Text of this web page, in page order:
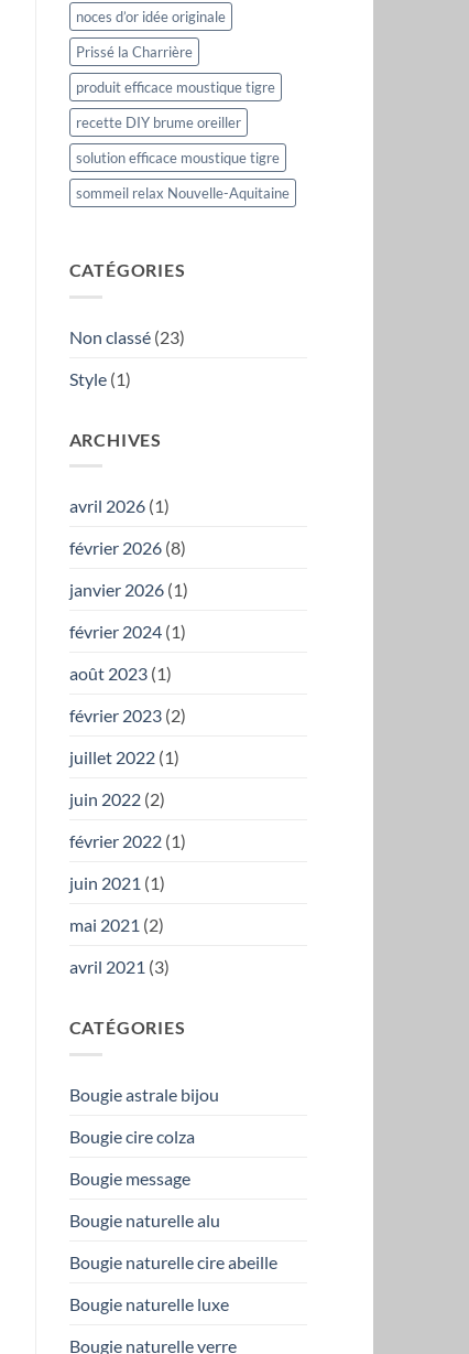
noces d’or idée originale
Prissé la Charrière
produit efficace moustique tigre
recette DIY brume oreiller
solution efficace moustique tigre
sommeil relax Nouvelle-Aquitaine
CATÉGORIES
Non classé(23)
Style(1)
ARCHIVES
avril 2026(1)
février 2026(8)
janvier 2026(1)
février 2024(1)
août 2023(1)
février 2023(2)
juillet 2022(1)
juin 2022(2)
février 2022(1)
juin 2021 (1)
mai 2021 (2)
avril 2021 (3)
CATÉGORIES
Bougie astrale bijou
Bougie cire colza
Bougie message
Bougie naturelle alu
Bougie naturelle cire abeille
Bougie naturelle luxe
Bougie naturelle verre